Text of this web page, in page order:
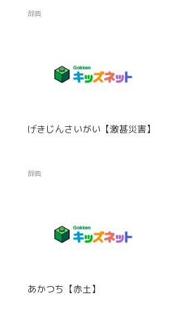
辞典
げきじんさいがい【激甚災害】
辞典
あかつち【赤土】